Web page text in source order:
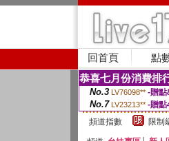
回首頁 點
恭喜七月份消費排
No.3 LV76098** -贈點
No.7 LV23213** -贈點
頻道指數
限制